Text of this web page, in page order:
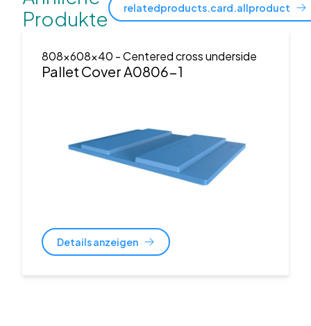
Produkte
relatedproducts.card.allproduct
808x608x40 - Centered cross underside
Pallet Cover A0806-1
Details anzeigen